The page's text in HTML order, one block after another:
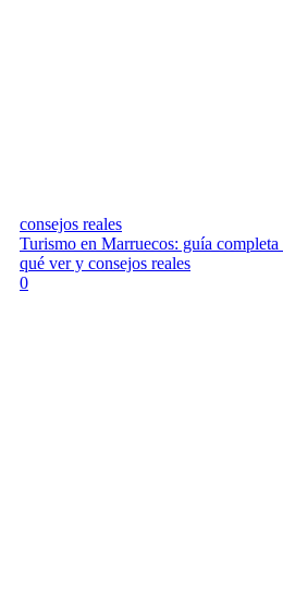
consejos reales
Turismo en Marruecos: guía
qué ver y consejos reales
0